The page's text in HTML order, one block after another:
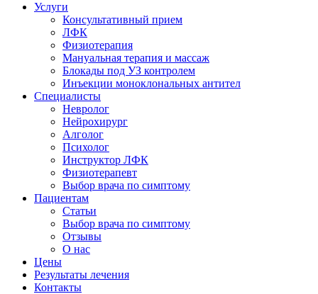
Услуги
Консультативный прием
ЛФК
Физиотерапия
Мануальная терапия и массаж
Блокады под УЗ контролем
Инъекции моноклональных антител
Специалисты
Невролог
Нейрохирург
Алголог
Психолог
Инструктор ЛФК
Физиотерапевт
Выбор врача по симптому
Пациентам
Статьи
Выбор врача по симптому
Отзывы
О нас
Цены
Результаты лечения
Контакты